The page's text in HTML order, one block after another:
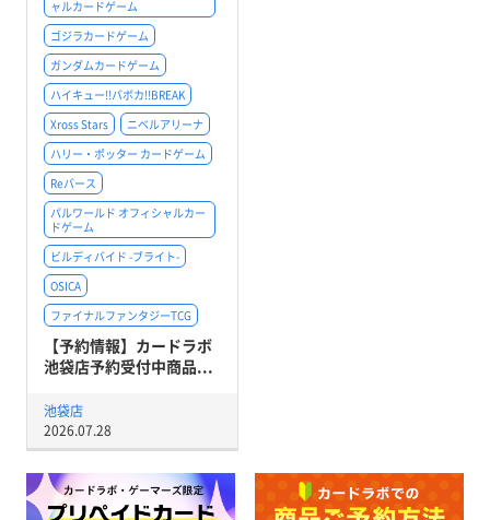
ャルカードゲーム
ゴジラカードゲーム
ガンダムカードゲーム
ハイキュー!!バボカ!!BREAK
Xross Stars
ニベルアリーナ
ハリー・ポッター カードゲーム
Reバース
パルワールド オフィシャルカー
ドゲーム
ビルディバイド -ブライト-
OSICA
ファイナルファンタジーTCG
【予約情報】カードラボ
池袋店予約受付中商品...
池袋店
2026.07.28